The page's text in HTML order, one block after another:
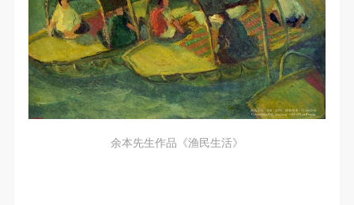
余本先生作品《渔民生活》
事故的任何责任。
中央美术学院美术馆肖像权许可使用协议
根据《中华人民共和国广告法》、《中华人民共和国
民法通则》以及 最高人民法院关于贯彻执行 《中华
人民共和国民法通则》若干问题的意见（试行）>的
有关规定，为明确肖像许可方（甲方）和使用方（乙
方）的权利义务关系，经双方友好协商，甲乙双方就
事故的任何责任。
中央美术学院美术馆肖像权许可使用协议
根据《中华人民共和国广告法》、《中华人民共和国
民法通则》以及 最高人民法院关于贯彻执行 《中华
人民共和国民法通则》若干问题的意见（试行）>的
有关规定，为明确肖像许可方（甲方）和使用方（乙
方）的权利义务关系，经双方友好协商，甲乙双方就
事故的任何责任。
中央美术学院美术馆肖像权许可使用协议
根据《中华人民共和国广告法》、《中华人民共和国
民法通则》以及 最高人民法院关于贯彻执行 《中华
人民共和国民法通则》若干问题的意见（试行）>的
有关规定，为明确肖像许可方（甲方）和使用方（乙
方）的权利义务关系，经双方友好协商，甲乙双方就